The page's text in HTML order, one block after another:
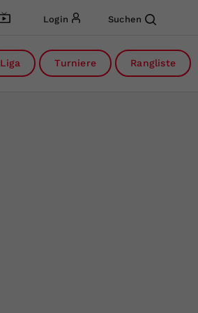
Login Suchen
Liga Turniere Rangliste